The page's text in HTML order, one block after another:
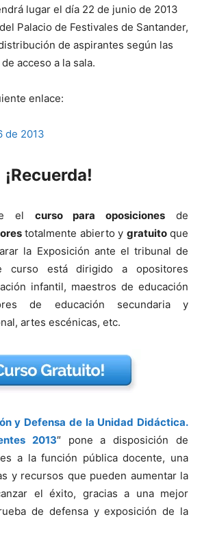
lugar el día 22 de junio de 2013
Palacio de Festivales de Santander,
de aspirantes según las
acceso a la sala.
enlace:
de 2013
¡Recuerda!
el curso para oposiciones de
totalmente abierto y gratuitoque
la Exposición ante el tribunal de
curso está dirigido a opositores
infantil, maestros de educación
de educación secundaria y
artes escénicas, etc.
y Defensa de la Unidad Didáctica.
2013″ pone a disposición de
a la función pública docente, una
y recursos que pueden aumentar la
el éxito, gracias a una mejor
de defensa y exposición de la